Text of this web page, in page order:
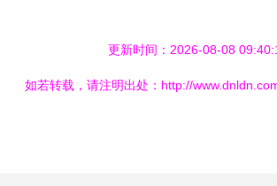
更新时间：2026-08-08
如若转载，请注明出处：http://